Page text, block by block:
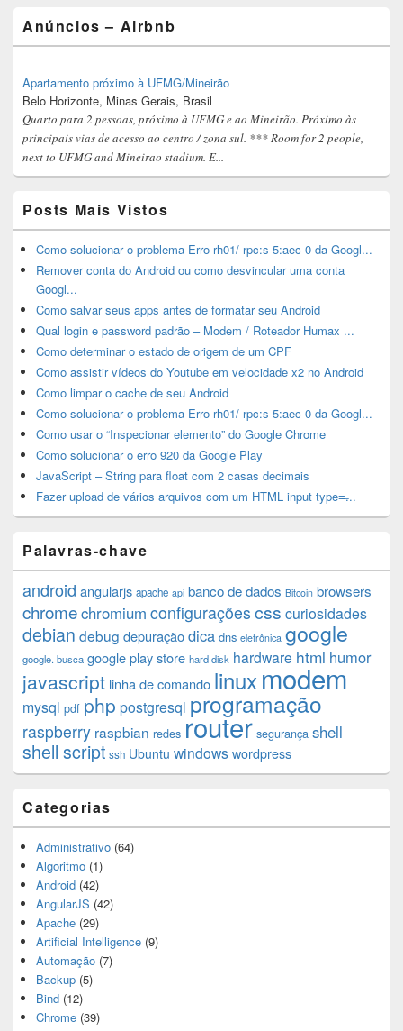
Anúncios – Airbnb
Apartamento próximo à UFMG/Mineirão
Belo Horizonte, Minas Gerais, Brasil
Quarto para 2 pessoas, próximo à UFMG e ao Mineirão. Próximo às
principais vias de acesso ao centro / zona sul. *** Room for 2 people,
next to UFMG and Mineirao stadium. E...
Posts Mais Vistos
Como solucionar o problema Erro rh01/ rpc:s-5:aec-0 da Googl...
Remover conta do Android ou como desvincular uma conta
Googl...
Como salvar seus apps antes de formatar seu Android
Qual login e password padrão – Modem / Roteador Humax ...
Como determinar o estado de origem de um CPF
Como assistir vídeos do Youtube em velocidade x2 no Android
Como limpar o cache de seu Android
Como solucionar o problema Erro rh01/ rpc:s-5:aec-0 da Googl...
Como usar o “Inspecionar elemento” do Google Chrome
Como solucionar o erro 920 da Google Play
JavaScript – String para float com 2 casas decimais
Fazer upload de vários arquivos com um HTML input type=̶...
Palavras-chave
android angularjs apache api banco de dados Bitcoin browsers
chromechromium configurações css curiosidades
debian debug depuraçãodica dns eletrônica google
google. busca google play store hard disk hardware html humor
javascript linha de comando linux modem
mysql pdf php postgresql programação
raspberry raspbian redes router segurança shell
shell script ssh Ubuntu windows wordpress
Categorias
Administrativo (64)
Algoritmo (1)
Android (42)
AngularJS (42)
Apache (29)
Artificial Intelligence (9)
Automação (7)
Backup (5)
Bind (12)
Chrome (39)